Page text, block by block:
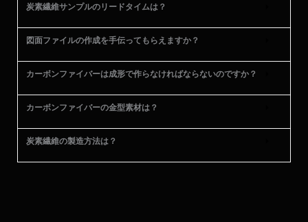
炭素繊維サンプルのリードタイムは？
図面ファイルの作成を手伝ってもらえますか？
カーボンファイバーは成形で作らなければならないのですか？
カーボンファイバーの金型素材は？
炭素繊維の製造方法は？